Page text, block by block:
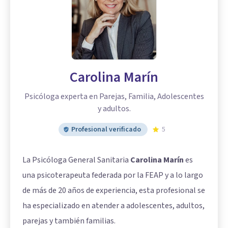
Carolina Marín
Psicóloga experta en Parejas, Familia, Adolescentes
y adultos.
Profesional verificado 5
La Psicóloga General Sanitaria Carolina Marínes
una psicoterapeuta federada por la FEAP y a lo largo
de más de 20 años de experiencia, esta profesional se
ha especializado en atender a adolescentes, adultos,
parejas y también familias.